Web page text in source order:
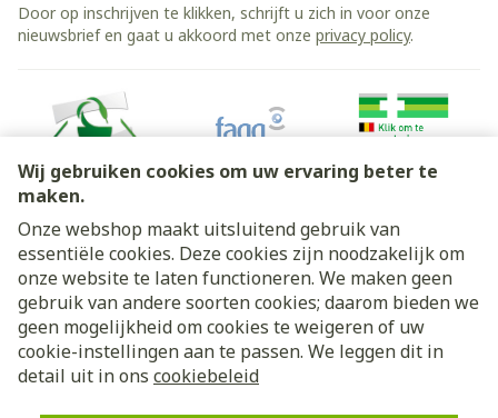
Wij gebruiken cookies om uw ervaring beter te
maken.
Onze webshop maakt uitsluitend gebruik van
essentiële cookies. Deze cookies zijn noodzakelijk om
onze website te laten functioneren. We maken geen
gebruik van andere soorten cookies; daarom bieden we
geen mogelijkheid om cookies te weigeren of uw
cookie-instellingen aan te passen. We leggen dit in
detail uit in ons cookiebeleid
Door op inschrijven te klikken, schrijft u zich in voor onze
nieuwsbrief en gaat u akkoord met onze privacy policy.
Juridische links